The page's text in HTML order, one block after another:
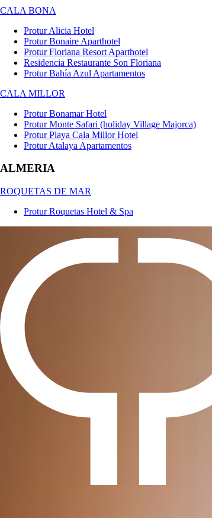
CALA BONA
Protur Alicia Hotel
Protur Bonaire Aparthotel
Protur Floriana Resort Aparthotel
Residencia Restaurante Son Floriana
Protur Bahía Azul Apartamentos
CALA MILLOR
Protur Bonamar Hotel
Protur Monte Safari (holiday Village Majorca)
Protur Playa Cala Millor Hotel
Protur Atalaya Apartamentos
ALMERIA
ROQUETAS DE MAR
Protur Roquetas Hotel & Spa